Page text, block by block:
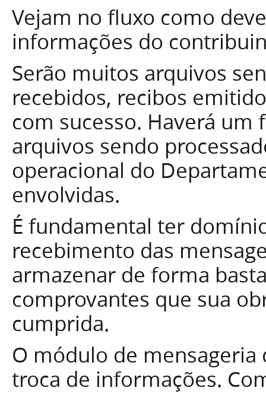
Vejam no fluxo como
informações do
Serão muitos arquivos
recebidos, recibos
com sucesso. Haverá
arquivos sendo
operacional do
envolvidas.
É fundamental ter
recebimento das
armazenar de forma
comprovantes que sua
cumprida.
O módulo de mensageria
troca de informações.